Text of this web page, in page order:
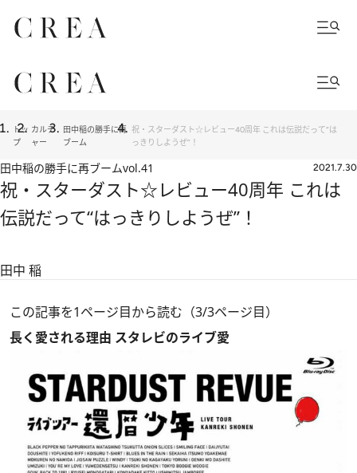
トッ
プ
カルチ
ャー
田中稲の勝手に再
ブーム
祝・スターダスト☆レビュー40周年 これは伝説だって“は
っきりしようぜ”！
田中稲の勝手に再ブームvol.41 2021.7.30
祝・スターダスト☆レビュー40周年 これは
伝説だって“はっきりしようぜ”！
田中 稲
この記事を1ページ目から読む（3/3ページ目）
長く愛される理由 スタレビのライブ愛